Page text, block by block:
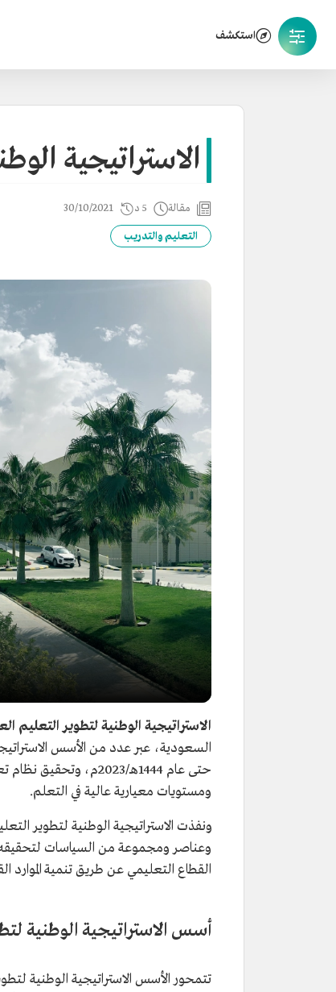
استكشف
الاستراتيجية
مقالة 5 د 30/10/2021
التعليم والتدريب
الاستراتيجية الوطنية لتطوير التعليم
السعودية، عبر عدد من الأسس
حتى عام 1444هـ/
ومستويات معيارية عالية في التعلم.
وعناصر ومجموعة من السياسات لتحقيقه،
القطاع التعليمي عن طريق تنمية الموارد
أسس الاستراتيجية الوطنية
تتمحور الأسس الاستراتيجية الوطنية